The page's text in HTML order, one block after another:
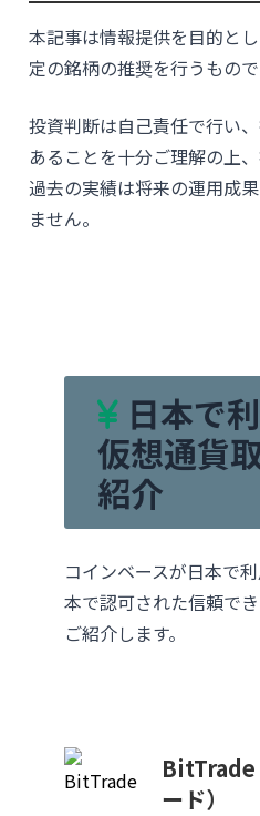
本記事は情報提供を目的と
定の銘柄の推奨を行うもので
投資判断は自己責任で行い
あることを十分ご理解の上
過去の実績は将来の運用成
ません。
日本で
仮想通貨
紹介
コインベースが日本で
本で認可された信頼で
ご紹介します。
BitTrade
ード）